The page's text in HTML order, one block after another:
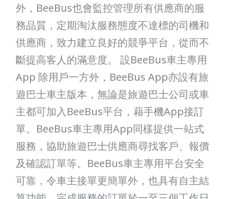
外，BeeBus也會監控管理所有供應商的服
務品質，定期淘汰服務態度不達標的司機和
供應商，致力建立良好的競爭平台，從而不
斷提高客人的滿意度。 設BeeBus車主專用
App 除用戶一方外，BeeBus App亦設有旅
遊巴士車主版本，無論是旅遊巴士公司或車
主都可加入BeeBus平台，藉手機App接訂
單。BeeBus車主專用App同樣提供一站式
服務，協助旅遊巴士供應商尋找客戶、報價
及確認訂單等。BeeBus車主專用平台安全
可靠，令車主接單更簡單外，也具有自主結